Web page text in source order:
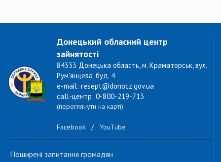
Донецький обласний центр
зайнятості
84333 Донецька область, м. Краматорськ, вул.
Рум'янцева, буд. 4
e-mail: resept@donocz.gov.ua
call-центр: 0-800-219-713
(переглянути на карті)
Facebook / YouTube
Поширені запитання громадян